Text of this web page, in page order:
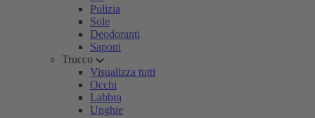
Pulizia
Sole
Deodoranti
Saponi
Trucco
Visualizza tutti
Occhi
Labbra
Unghie